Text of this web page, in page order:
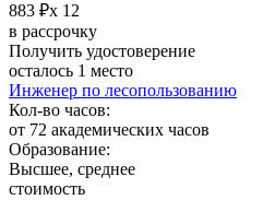
883 ₽х 12
в рассрочку
Получить удостоверение
осталось 1 место
Инженер по лесопользованию
Кол-во часов:
от 72 академических часов
Образование:
Высшее, среднее
стоимость